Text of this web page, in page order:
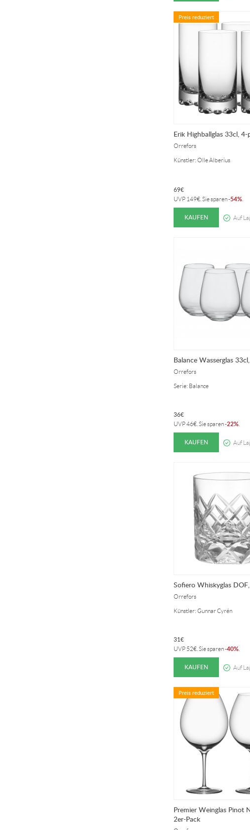
Preis reduziert
Erik Highballglas 33cl, 4-
Orrefors
Künstler: Olle Alberius
69€
UVP 149€ . Sie sparen-54%
KAUFEN Auf
Balance Wasserglas
Orrefors
Serie: Balance
36€
UVP46€ . Sie sparen-22%
KAUFEN Auf
Sofiero Whiskyglas
Orrefors
Künstler: Gunnar Cyrén
31€
UVP 52€ . Sie sparen-40%
KAUFEN Auf
Preis reduziert
Premier Weinglas Pinot
2er-Pack